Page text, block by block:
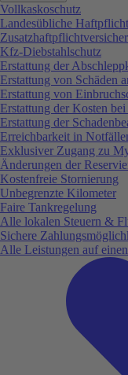
Vollkaskoschutz
Landesübliche
Kfz-Diebstahlschutz
Erstattung der
Erstattung von Schäden
Erstattung von
Erstattung der Kosten
Erstattung der
Erreichbarkeit in
Exklusiver Zugang zu
Änderungen der
Kostenfreie Stornierung
Unbegrenzte Kilometer
Faire Tankregelung
Alle lokalen Steuern &
Sichere
Alle Leistungen auf